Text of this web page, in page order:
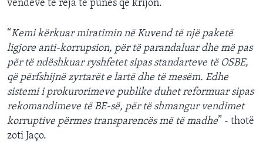
vendeve të reja të punës që krijon.
“Kemi kërkuar miratimin në Kuvend të një paketë
ligjore anti-korrupsion, për të parandaluar dhe më pas
për të ndëshkuar ryshfetet sipas standarteve të OSBE,
që përfshijnë zyrtarët e lartë dhe të mesëm. Edhe
sistemi i prokurorimeve publike duhet reformuar sipas
rekomandimeve të BE-së, për të shmangur vendimet
korruptive përmes transparencës më të madhe” - thotë
zoti Jaço.